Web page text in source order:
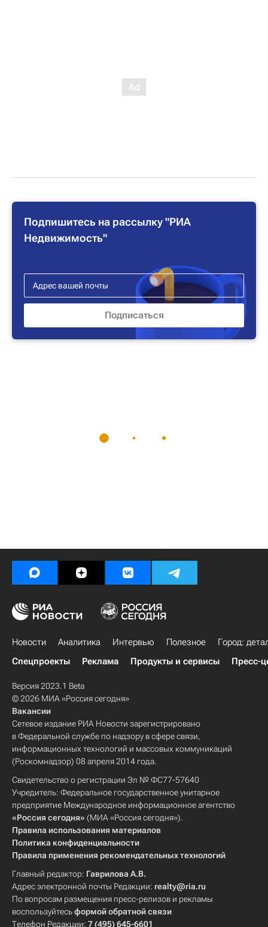
Подпишитесь на рассылку "РИА
Недвижимость"
Новости Аналитика Интервью Полезное
Город:
Спецпроекты
Реклама Продукты и сервисы Пресс-
Версия 2023.1 Beta
© 2026 МИА «Россия сегодня»
Вакансии
Сетевое издание РИА Новости зарегистрировано
в Федеральной службе по надзору в сфере связи,
информационных технологий и массовых коммуникаций
(Роскомнадзор) 08 апреля 2014 года.
Свидетельство о регистрации Эл № ФС77-57640
Учредитель: Федеральное государственное унитарное
предприятие Международное информационное агентство
«Россия сегодня» (МИА «Россия сегодня»).
Правила использования материалов
Политика конфиденциальности
Правила применения рекомендательных технологий
Главный редактор: Гаврилова А.В.
Адрес электронной почты Редакции: realty@ria.ru
По вопросам размещения пресс-релизов и рекламы
воспользуйтесьформой обратной связи
Телефон Редакции: 7 (495) 645-6601